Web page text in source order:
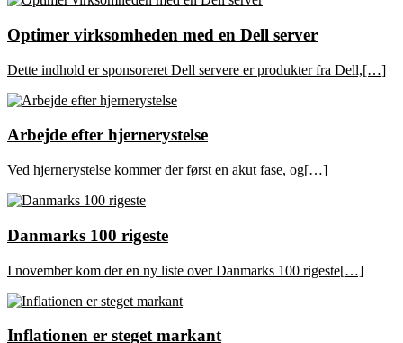
Optimer virksomheden med en Dell server
Dette indhold er sponsoreret Dell servere er produkter fra Dell,[…]
Arbejde efter hjernerystelse
Ved hjernerystelse kommer der først en akut fase, og[…]
Danmarks 100 rigeste
I november kom der en ny liste over Danmarks 100 rigeste[…]
Inflationen er steget markant